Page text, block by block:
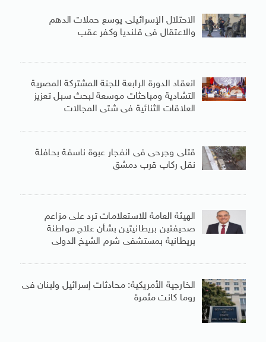
الاحتلال الإسرائيلى يوسع حملات الدهم
والاعتقال فى قلنديا وكفر عقب
انعقاد الدورة الرابعة للجنة المشتركة المصرية
التشادية ومباحثات موسعة لبحث سبل تعزيز
العلاقات الثنائية فى شتى المجالات
قتلى وجرحى فى انفجار عبوة ناسفة بحافلة
نقل ركاب قرب دمشق
الهيئة العامة للاستعلامات ترد على مزاعم
صحيفتين بريطانيتين بشأن علاج مواطنة
بريطانية بمستشفى شرم الشيخ الدولى
الخارجية الأمريكية: محادثات إسرائيل ولبنان فى
روما كانت مثمرة